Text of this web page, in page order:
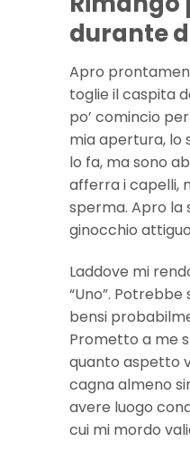
durante
Apro
toglie il caspita
po’ comincio
mia apertura, lo
lo fa, ma sono
afferra i capelli,
sperma. Apro la
ginocchio
Laddove mi
“Uno”.
bensi
Prometto a me
quanto aspetto
cagna almeno
avere luogo
cui mi mordo